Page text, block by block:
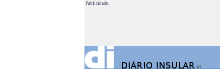
Publicidade.